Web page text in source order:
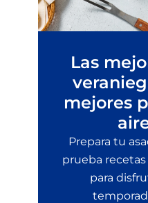
Las
mejores
Prepara tu
prueba recetas
para